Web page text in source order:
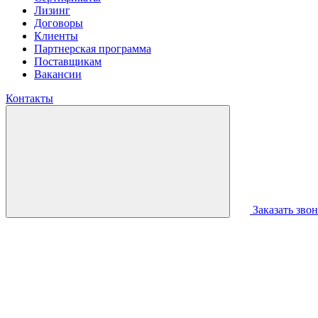
Лизинг
Договоры
Клиенты
Партнерская программа
Поставщикам
Вакансии
Контакты
Заказать